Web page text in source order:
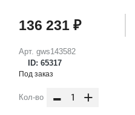
Арт. gws143582
ID: 65317
136 231 ₽
Под заказ
Кол-во - +